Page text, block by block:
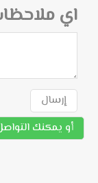
اي
إرسال
أو يمكنك